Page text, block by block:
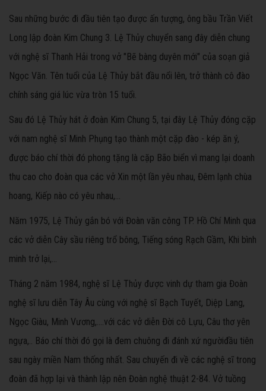
Sau những bước đi đầu tiên tạo được ấn tượng, ông bầu Trần Viết
Long lập đoàn Kim Chung 3. Lệ Thủy chuyển sang đây diễn chung
với nghệ sĩ Thanh Hải trong vở "Bẽ bàng duyên mới" của soạn giả
Ngọc Văn. Tên tuổi của Lệ Thủy bắt đầu nổi lên, trở thành cô đào
chính sáng giá lúc vừa tròn 15 tuổi.
Sau đó Lệ Thủy hát ở đoàn Kim Chung 5, tại đây Lệ Thủy đóng cặp
với nam nghệ sĩ Minh Phụng tạo thành một cặp đào - kép ăn ý,
được báo chí thời đó phong tặng là cặp Bão biển vì mang lại doanh
thu cao cho đoàn qua các vở Xin một lần yêu nhau, Đêm lạnh chùa
hoang, Kiếp nào có yêu nhau,...
Năm 1975, Lệ Thủy gắn bó với Đoàn văn công TP. Hồ Chí Minh qua
các vở diễn Cây sầu riêng trổ bông, Tiếng sóng Rạch Gầm, Khi bình
minh trở lại,...
Tháng 2 năm 1984, nghệ sĩ Lệ Thủy được vinh dự tham gia Đoàn
nghệ sĩ lưu diễn Tây Âu cùng với nghệ sĩ Bạch Tuyết, Diệp Lang,
Ngọc Giàu, Minh Vương,....với các vở diễn Đời cô Lựu, Câu thơ yên
ngựa,.. Báo chí thời đó gọi là đem chuông đi đánh xứ ngườiđầu tiên
sau ngày miền Nam thống nhất. Sau chuyến đi về các nghệ sĩ trong
đoàn đã hợp lại và thành lập nên Đoàn nghệ thuật 2-84. Vở tuồng